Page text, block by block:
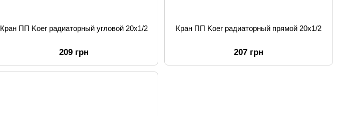
Кран ПП Koer радиаторный угловой 20x1/2
209 грн
Кран ПП Koer радиаторный прямой 20x1/2
207 грн